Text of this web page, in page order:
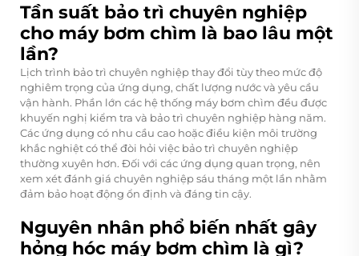
Tần suất bảo trì chuyên nghiệp
cho máy bơm chìm là bao lâu một
lần?
Lịch trình bảo trì chuyên nghiệp thay đổi tùy theo mức độ
nghiêm trọng của ứng dụng, chất lượng nước và yêu cầu
vận hành. Phần lớn các hệ thống máy bơm chìm đều được
khuyến nghị kiểm tra và bảo trì chuyên nghiệp hàng năm.
Các ứng dụng có nhu cầu cao hoặc điều kiện môi trường
khắc nghiệt có thể đòi hỏi việc bảo trì chuyên nghiệp
thường xuyên hơn. Đối với các ứng dụng quan trọng, nên
xem xét đánh giá chuyên nghiệp sáu tháng một lần nhằm
đảm bảo hoạt động ổn định và đáng tin cậy.
Nguyên nhân phổ biến nhất gây
hỏng hóc máy bơm chìm là gì?